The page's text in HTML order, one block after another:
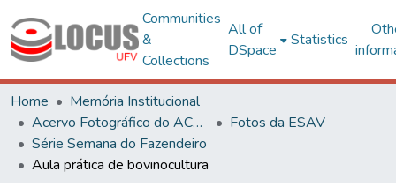
Communities
&
Collections
All of
DSpace
Statistics
Home
Memória Institucional
Acervo Fotográfico do ACH-UFV
Fotos da ESAV
Série Semana do Fazendeiro
Aula prática de bovinocultura